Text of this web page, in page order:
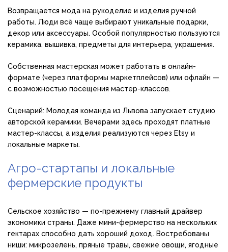
Возвращается мода на рукоделие и изделия ручной
работы. Люди всё чаще выбирают уникальные подарки,
декор или аксессуары. Особой популярностью пользуются
керамика, вышивка, предметы для интерьера, украшения.
Собственная мастерская может работать в онлайн-
формате (через платформы маркетплейсов) или офлайн —
с возможностью посещения мастер-классов.
Сценарий: Молодая команда из Львова запускает студию
авторской керамики. Вечерами здесь проходят платные
мастер-классы, а изделия реализуются через Etsy и
локальные маркеты.
Агро-стартапы и локальные
фермерские продукты
Сельское хозяйство — по-прежнему главный драйвер
экономики страны. Даже мини-фермерство на нескольких
гектарах способно дать хороший доход. Востребованы
ниши: микрозелень, пряные травы, свежие овощи, ягодные